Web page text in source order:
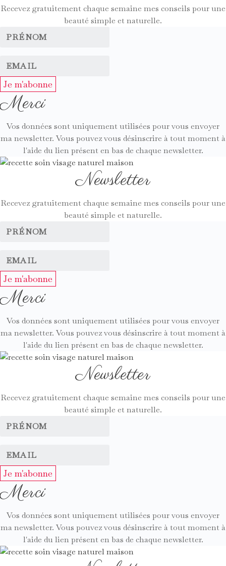
Recevez gratuitement chaque semaine mes conseils pour une
beauté simple et naturelle.
Je m'abonne
Merci
Vos données sont uniquement utilisées pour vous envoyer
ma newsletter. Vous pouvez vous désinscrire à tout moment à
l'aide du lien présent en bas de chaque newsletter.
Newsletter
Recevez gratuitement chaque semaine mes conseils pour une
beauté simple et naturelle.
Je m'abonne
Merci
Vos données sont uniquement utilisées pour vous envoyer
ma newsletter. Vous pouvez vous désinscrire à tout moment à
l'aide du lien présent en bas de chaque newsletter.
Newsletter
Recevez gratuitement chaque semaine mes conseils pour une
beauté simple et naturelle.
Je m'abonne
Merci
Vos données sont uniquement utilisées pour vous envoyer
ma newsletter. Vous pouvez vous désinscrire à tout moment à
l'aide du lien présent en bas de chaque newsletter.